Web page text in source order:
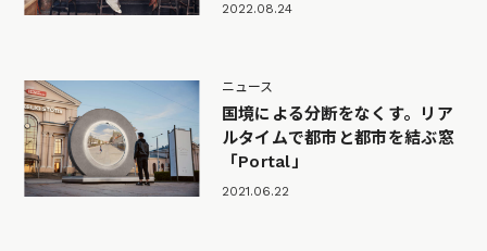
2022.08.24
ニュース
国境による分断をなくす。リア
ルタイムで都市と都市を結ぶ窓
「Portal」
2021.06.22